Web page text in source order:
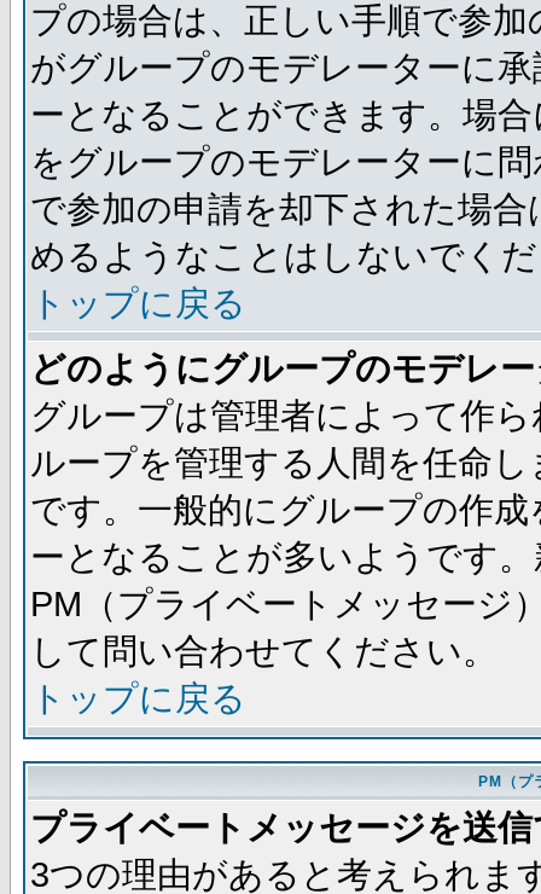
プの場合は、正しい手順で参
がグループのモデレーターに
ーとなることができます。場
をグループのモデレーターに
で参加の申請を却下された場
めるようなことはしないでく
トップに戻る
どのようにグループのモデレ
グループは管理者によって作
ループを管理する人間を任命
です。一般的にグループの作
ーとなることが多いようです
PM（プライベートメッセージ
して問い合わせてください。
トップに戻る
PM（プ
プライベートメッセージを送
3つの理由があると考えられま